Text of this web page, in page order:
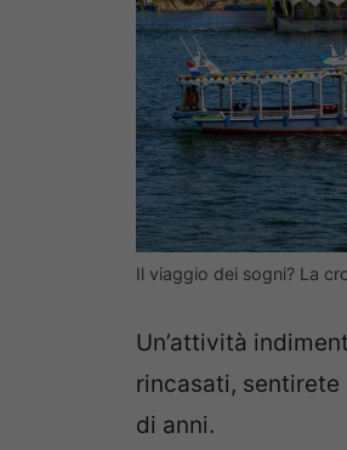
Il viaggio dei sogni? La
Un’attività
rincasati,
di anni.